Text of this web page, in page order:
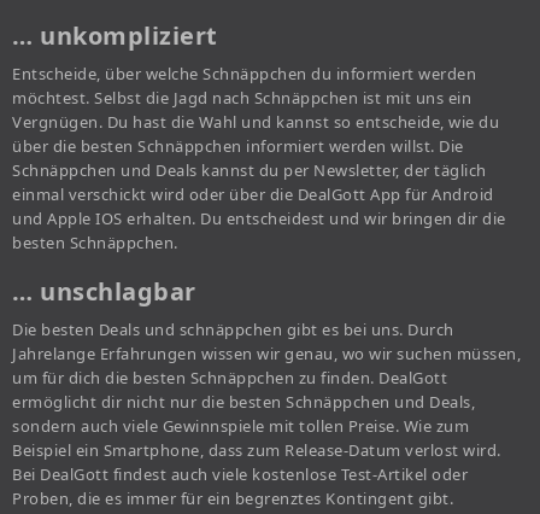
… unkompliziert
Entscheide, über welche Schnäppchen du informiert werden
möchtest. Selbst die Jagd nach Schnäppchen ist mit uns ein
Vergnügen. Du hast die Wahl und kannst so entscheide, wie du
über die besten Schnäppchen informiert werden willst. Die
Schnäppchen und Deals kannst du per Newsletter, der täglich
einmal verschickt wird oder über die DealGott App für Android
und Apple IOS erhalten. Du entscheidest und wir bringen dir die
besten Schnäppchen.
… unschlagbar
Die besten Deals und schnäppchen gibt es bei uns. Durch
Jahrelange Erfahrungen wissen wir genau, wo wir suchen müssen,
um für dich die besten Schnäppchen zu finden. DealGott
ermöglicht dir nicht nur die besten Schnäppchen und Deals,
sondern auch viele Gewinnspiele mit tollen Preise. Wie zum
Beispiel ein Smartphone, dass zum Release-Datum verlost wird.
Bei DealGott findest auch viele kostenlose Test-Artikel oder
Proben, die es immer für ein begrenztes Kontingent gibt.